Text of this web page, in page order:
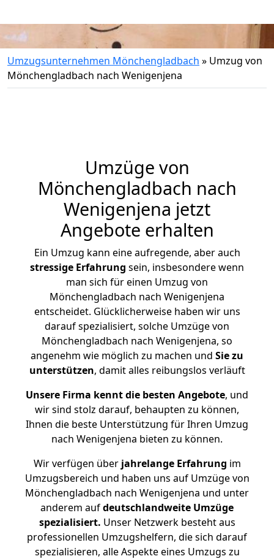
Umzugsunternehmen Mönchengladbach » Umzug von
Mönchengladbach nach Wenigenjena
Umzüge von
Mönchengladbach nach
Wenigenjena jetzt
Angebote erhalten
Ein Umzug kann eine aufregende, aber auch
stressige Erfahrung sein, insbesondere wenn
man sich für einen Umzug von
Mönchengladbach nach Wenigenjena
entscheidet. Glücklicherweise haben wir uns
darauf spezialisiert, solche Umzüge von
Mönchengladbach nach Wenigenjena, so
angenehm wie möglich zu machen und Sie zu
unterstützen, damit alles reibungslos verläuft
Unsere Firma kennt die besten Angebote, und
wir sind stolz darauf, behaupten zu können,
Ihnen die beste Unterstützung für Ihren Umzug
nach Wenigenjena bieten zu können.
Wir verfügen überjahrelange Erfahrung im
Umzugsbereich und haben uns auf Umzüge von
Mönchengladbach nach Wenigenjena und unter
anderem aufdeutschlandweite Umzüge
spezialisiert. Unser Netzwerk besteht aus
professionellen Umzugshelfern, die sich darauf
spezialisieren, alle Aspekte eines Umzugs zu